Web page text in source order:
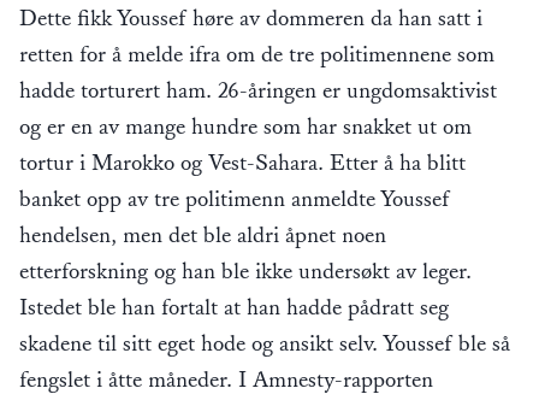
Dette fikk Youssef høre av dommeren da han satt i
retten for å melde ifra om de tre politimennene som
hadde torturert ham. 26-åringen er ungdomsaktivist
og er en av mange hundre som har snakket ut om
tortur i Marokko og Vest-Sahara. Etter å ha blitt
banket opp av tre politimenn anmeldte Youssef
hendelsen, men det ble aldri åpnet noen
etterforskning og han ble ikke undersøkt av leger.
Istedet ble han fortalt at han hadde pådratt seg
skadene til sitt eget hode og ansikt selv. Youssef ble så
fengslet i åtte måneder. I Amnesty-rapporten